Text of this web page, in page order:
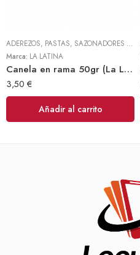
ADEREZOS, PASTAS, SAZONADORES Y CONDIMENTOS
Marca: LA LATINA
Canela en rama 50gr (La Latina)
3,50 €
Añadir al carrito